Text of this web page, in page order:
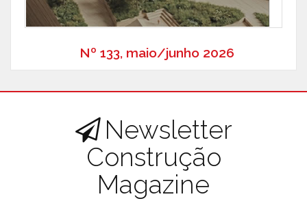
Nº 133, maio/junho 2026
Newsletter
Construção
Magazine